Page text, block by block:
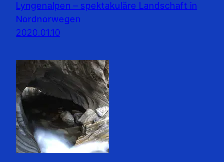
Lyngenalpen – spektakuläre Landschaft in
Nordnorwegen
2020.01.10